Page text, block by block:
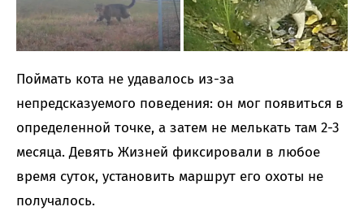
Поймать кота не удавалось из-за
непредсказуемого поведения: он мог появиться в
определенной точке, а затем не мелькать там 2-3
месяца. Девять Жизней фиксировали в любое
время суток, установить маршрут его охоты не
получалось.